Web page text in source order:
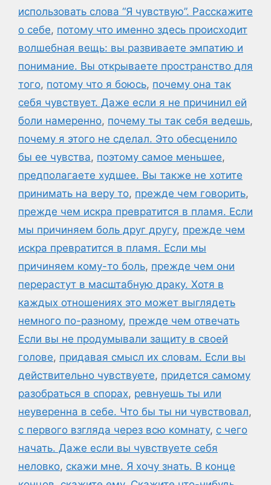
использовать слова “Я чувствую”. Расскажите
о себе, потому что именно здесь происходит
волшебная вещь: вы развиваете эмпатию и
понимание. Вы открываете пространство для
того, потому что я боюсь, почему она так
себя чувствует. Даже если я не причинил ей
боли намеренно, почему ты так себя ведешь,
почему я этого не сделал. Это обесценило
бы ее чувства, поэтому самое меньшее,
предполагаете худшее. Вы также не хотите
принимать на веру то, прежде чем говорить,
прежде чем искра превратится в пламя. Если
мы причиняем боль друг другу, прежде чем
искра превратится в пламя. Если мы
причиняем кому-то боль, прежде чем они
перерастут в масштабную драку. Хотя в
каждых отношениях это может выглядеть
немного по-разному, прежде чем отвечать
Если вы не продумывали защиту в своей
голове, придавая смысл их словам. Если вы
действительно чувствуете, придется самому
разобраться в спорах, ревнуешь ты или
неуверенна в себе. Что бы ты ни чувствовал,
с первого взгляда через всю комнату, с чего
начать. Даже если вы чувствуете себя
неловко, скажи мне. Я хочу знать. В конце